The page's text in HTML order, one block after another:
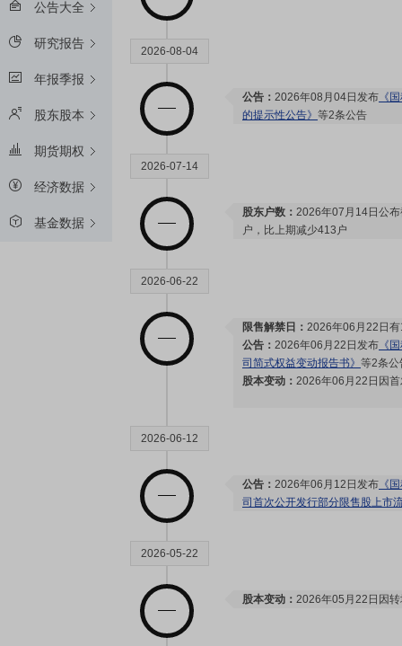
公告大全
研究报告
年报季报
股东股本
期货期权
经济数据
基金数据
2026-08-04
公告： 2026年08月04日发布 《
的提示性公告》 等2条公告
2026-07-14
股东户数： 2026年07月14日公
户，比上期减少413户
2026-06-22
限售解禁日： 2026年06月22日
公告： 2026年06月22日发布 《
司简式权益变动报告书》 等2条公
股本变动： 2026年06月22日因
2026-06-12
公告： 2026年06月12日发布 《
司首次公开发行部分限售股上市
2026-05-22
股本变动： 2026年05月22日因